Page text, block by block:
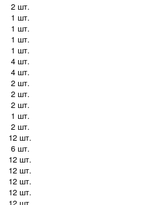
2 шт.
1 шт.
1 шт.
1 шт.
1 шт.
4 шт.
4 шт.
2 шт.
2 шт.
2 шт.
1 шт.
2 шт.
12 шт.
6 шт.
12 шт.
12 шт.
12 шт.
12 шт.